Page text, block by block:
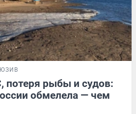
потеря рыбы и судов:
обмелела — чем